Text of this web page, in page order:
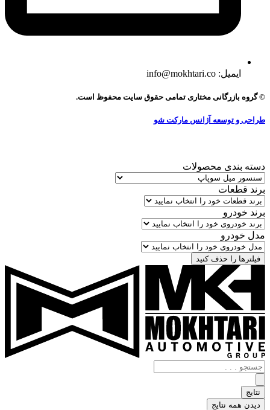
ایمیل: info@mokhtari.co
© گروه بازرگانی مختاری تمامی حقوق سایت محفوظ است.
طراحی و توسعه آژانس مارکت شو
دسته بندی محصولات
برند قطعات
برند خودرو
مدل خودرو
فیلترها را حذف کنید
جستجو
.
.
.
نتایج
دیدن همه نتایج